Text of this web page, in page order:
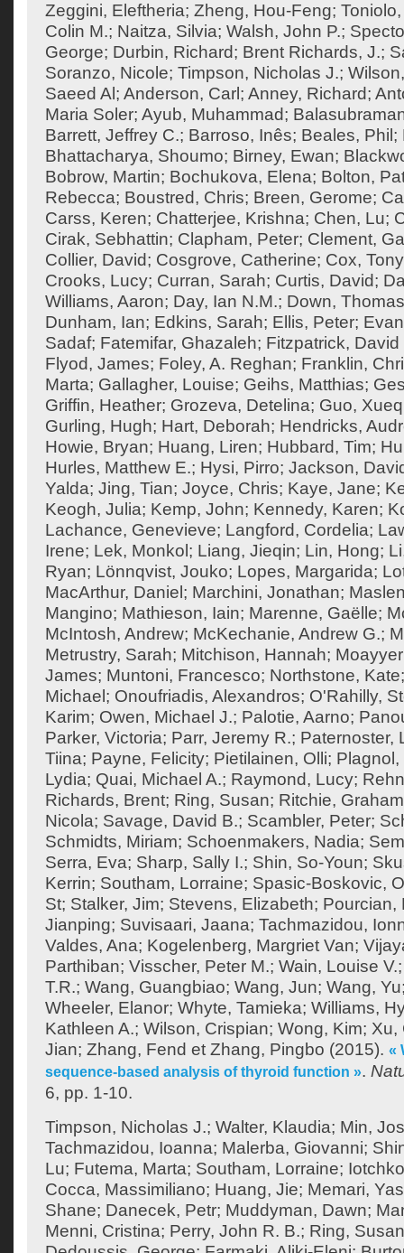
Zeggini, Eleftheria; Zheng, Hou-Feng;
Colin M.; Naitza, Silvia; Walsh, John P.;
George; Durbin, Richard; Brent Richards, J.;
Soranzo, Nicole; Timpson, Nicholas J.;
Saeed Al ; Anderson, Carl ; Anney, Richard;
Maria Soler; Ayub, Muhammad;
Barrett, Jeffrey C.; Barroso, Inês; Beales, Phil ;
Bhattacharya, Shoumo; Birney, Ewan;
Bobrow, Martin; Bochukova, Elena; Bolton,
Rebecca; Boustred, Chris; Breen, Gerome;
Carss, Keren; Chatterjee, Krishna; Chen, Lu;
Cirak, Sebhattin; Clapham, Peter; Clement,
Collier, David; Cosgrove, Catherine; Cox, Tony
Crooks, Lucy; Curran, Sarah; Curtis, David;
Williams, Aaron; Day, Ian N.M.; Down, Thomas
Dunham, Ian; Edkins, Sarah; Ellis, Peter;
Sadaf; Fatemifar, Ghazaleh; Fitzpatrick, David
Flyod, James; Foley, A. Reghan; Franklin,
Marta; Gallagher, Louise; Geihs, Matthias;
Griffin, Heather; Grozeva, Detelina; Guo,
Gurling, Hugh; Hart, Deborah; Hendricks,
Howie, Bryan; Huang, Liren; Hubbard, Tim;
Hurles, Matthew E.; Hysi, Pirro; Jackson,
Yalda; Jing, Tian; Joyce, Chris; Kaye, Jane;
Keogh, Julia; Kemp, John; Kennedy, Karen;
Lachance, Genevieve; Langford, Cordelia;
Irene; Lek, Monkol ; Liang, Jieqin; Lin, Hong;
Ryan; Lönnqvist, Jouko; Lopes, Margarida;
MacArthur, Daniel ; Marchini, Jonathan;
Mangino; Mathieson, Iain; Marenne, Gaëlle;
McIntosh, Andrew; McKechanie, Andrew G.;
Metrustry, Sarah; Mitchison, Hannah;
James; Muntoni, Francesco; Northstone, Kate
Michael ; Onoufriadis, Alexandros; O'Rahilly,
Karim; Owen, Michael J.; Palotie, Aarno;
Parker, Victoria; Parr, Jeremy R.; Paternoster,
Tiina; Payne, Felicity; Pietilainen, Olli;
Lydia; Quai, Michael A.; Raymond, Lucy;
Richards, Brent; Ring, Susan; Ritchie,
Nicola; Savage, David B.; Scambler, Peter;
Schmidts, Miriam; Schoenmakers, Nadia;
Serra, Eva; Sharp, Sally I.; Shin, So-Youn;
Kerrin; Southam, Lorraine; Spasic-Boskovic,
St; Stalker, Jim; Stevens, Elizabeth; Pourcian,
Jianping; Suvisaari, Jaana; Tachmazidou,
Valdes, Ana; Kogelenberg, Margriet Van;
Parthiban; Visscher, Peter M.; Wain, Louise V.
T.R.; Wang, Guangbiao; Wang, Jun; Wang, Yu
Wheeler, Elanor; Whyte, Tamieka; Williams,
Kathleen A.; Wilson, Crispian; Wong, Kim; Xu,
Jian; Zhang, Fend et Zhang, Pingbo (2015). «
sequence-based analysis of thyroid function ».
6, pp. 1-10.
Timpson, Nicholas J.; Walter, Klaudia; Min,
Tachmazidou, Ioanna; Malerba, Giovanni;
Lu; Futema, Marta; Southam, Lorraine;
Cocca, Massimiliano; Huang, Jie; Memari,
Shane; Danecek, Petr; Muddyman, Dawn;
Menni, Cristina; Perry, John R. B.; Ring,